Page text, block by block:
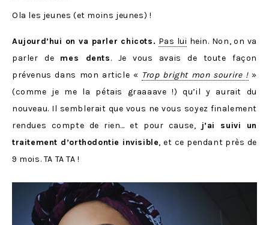
Ola les jeunes (et moins jeunes) !
Aujourd’hui on va parler chicots. Pas lui hein. Non, on va
parler de mes dents. Je vous avais de toute façon
prévenus dans mon article « Trop bright mon sourire !»
(comme je me la pétais graaaave !) qu’il y aurait du
nouveau. Il semblerait que vous ne vous soyez finalement
rendues compte de rien… et pour cause,
j’ai suivi un
traitement d’orthodontie invisible, et ce pendant près de
9 mois. TA TA TA !